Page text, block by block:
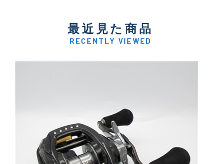
最近見た商品
RECENTLY VIEWED